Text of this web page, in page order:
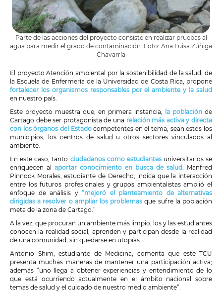
Parte de las acciones del proyecto consiste en realizar pruebas al
agua para medir el grado de contaminación. Foto: Ana Luisa Zúñiga
Chavarría
El proyecto Atención ambiental por la sostenibilidad de la salud, de
la Escuela de Enfermería de la Universidad de Costa Rica, propone
fortalecer los organismos responsables por el ambiente y la salud
en nuestro país.
Este proyecto muestra que, en primera instancia, la población de
Cartago debe ser protagonista de una relación más activa y directa
con los órganos del Estadocompetentes en el tema, sean estos los
municipios, los centros de salud u otros sectores vinculados al
ambiente.
En este caso, tanto ciudadanos como estudiantesuniversitarios se
enriquecen al aportar conocimiento en busca de salud. Manfred
Pinnock Morales, estudiante de Derecho, indica que la interacción
entre los futuros profesionales y grupos ambientalistas amplió el
enfoque de análisis y “mejoró el planteamiento de alternativas
dirigidas a resolver o ampliar los problemas que sufre la población
meta de la zona de Cartago.”
A la vez, que procuran un ambiente más limpio, los y las estudiantes
conocen la realidad social, aprenden y participan desde la realidad
de una comunidad, sin quedarse en utopías.
Antonio Shim, estudiante de Medicina, comenta que este TCU
presenta muchas maneras de mantener una participación activa;
además “uno llega a obtener experiencias y entendimiento de lo
que está ocurriendo actualmente en el ámbito nacional sobre
temas de salud y el cuidado de nuestro medio ambiente”.